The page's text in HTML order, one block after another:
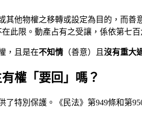
其他物權之移轉或設定為目的，而
此限。動產占有之受讓，係依第七
，且是在不知情 （善意）且沒有重大
權「要回」嗎？
了特別保護。《民法》第949條和第